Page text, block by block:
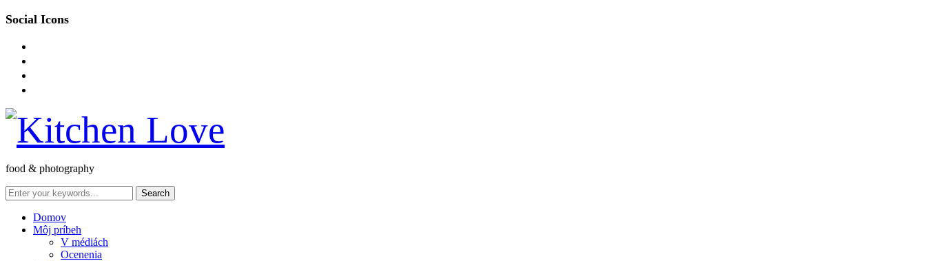
Social Icons
food & photography
Domov
Môj príbeh
V médiách
Ocenenia